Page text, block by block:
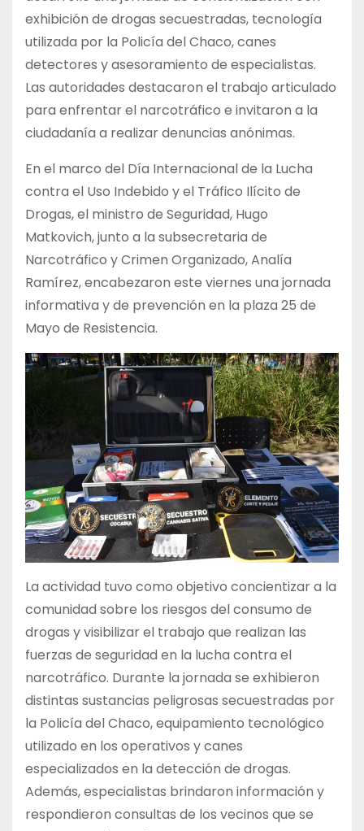
exhibición de drogas secuestradas, tecnología
utilizada por la Policía del Chaco, canes
detectores y asesoramiento de especialistas.
Las autoridades destacaron el trabajo articulado
para enfrentar el narcotráfico e invitaron a la
ciudadanía a realizar denuncias anónimas.
En el marco del Día Internacional de la Lucha
contra el Uso Indebido y el Tráfico Ilícito de
Drogas, el ministro de Seguridad, Hugo
Matkovich, junto a la subsecretaria de
Narcotráfico y Crimen Organizado, Analía
Ramírez, encabezaron este viernes una jornada
informativa y de prevención en la plaza 25 de
Mayo de Resistencia.
La actividad tuvo como objetivo concientizar a la
comunidad sobre los riesgos del consumo de
drogas y visibilizar el trabajo que realizan las
fuerzas de seguridad en la lucha contra el
narcotráfico. Durante la jornada se exhibieron
distintas sustancias peligrosas secuestradas por
la Policía del Chaco, equipamiento tecnológico
utilizado en los operativos y canes
especializados en la detección de drogas.
Además, especialistas brindaron información y
respondieron consultas de los vecinos que se